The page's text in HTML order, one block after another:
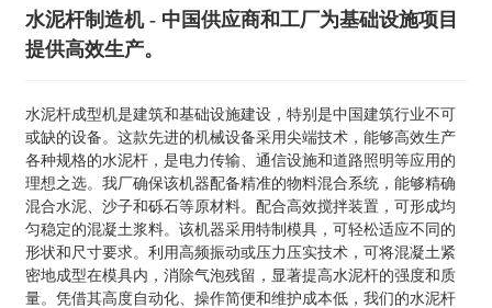
水泥杆制造机 - 中国供应商和工厂为基础设施项目
提供高效生产。
水泥杆成型机是建筑和基础设施建设，特别是中国建筑行业不可
或缺的设备。这款先进的机械设备采用尖端技术，能够高效生产
各种规格的水泥杆，是电力传输、通信设施和道路照明等应用的
理想之选。我厂确保该机器配备精准的物料混合系统，能够精确
混合水泥、沙子和砾石等原材料。配合高效搅拌装置，可形成均
匀稳定的混凝土浆料。该机器采用特制模具，可轻松适应不同的
形状和尺寸要求。利用高频振动或压力压实技术，可将混凝土紧
密地成型在模具内，消除气泡残留，显著提高水泥杆的强度和质
量。凭借其高度自动化、操作简便和维护成本低，我们的水泥杆